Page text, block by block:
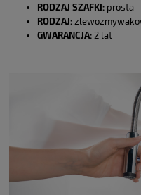
RODZAJ SZAFKI: prosta
RODZAJ:
GWARANCJA: 2 lat